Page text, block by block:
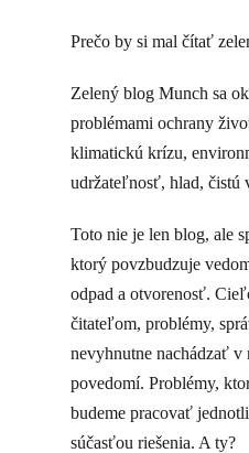
Prečo by si mal čítať
Zelený blog Munch sa
problémami ochrany
klimatickú krízu,
udržateľnosť, hlad, čistú
Toto nie je len blog, ale
ktorý povzbudzuje
odpad a otvorenosť.
čitateľom, problémy,
nevyhnutne nachádzať
povedomí. Problémy,
budeme pracovať
súčasťou riešenia. A ty?